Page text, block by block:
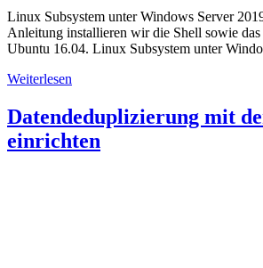
Linux Subsystem unter Windows Server
Anleitung installieren wir die Shell sowie
Ubuntu 16.04. Linux Subsystem unter
Weiterlesen
Datendeduplizierung mit
einrichten